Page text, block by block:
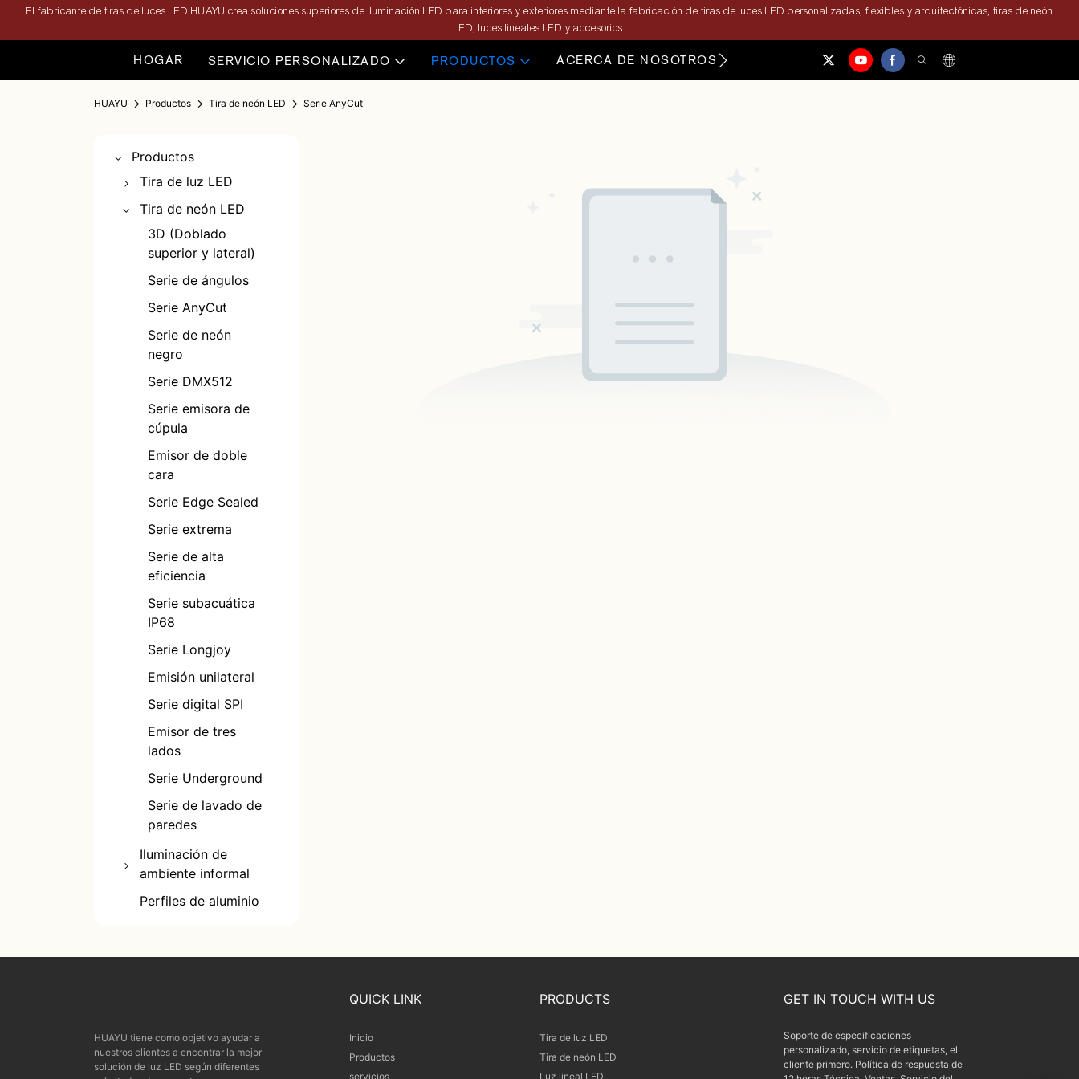
El fabricante de tiras de luces LED HUAYU crea soluciones superiores de iluminación LED para interiores y exteriores mediante la fabricación de tiras de luces LED personalizadas, flexibles y arquitectónicas, tiras de neón
LED, luces lineales LED y accesorios.
HOGAR SERVICIO PERSONALIZADO PRODUCTOS ACERCA DE NOSOTROS CONTÁCTENOS
HUAYU Productos Tira de neón LED Serie AnyCut
Productos
Tira de luz LED
Tira de LED de un
solo color
Tira LED de doble
color
Tira de LED
RGB/RGBWW
Tira de luces LED
Tira Led Onda
Especial
Tira LED de alta
eficiencia
Tira LED de enlace
largo
Tira llevada SPI
Tira llevada
DMX512
Tira de neón LED
3D (Doblado
superior y lateral)
Serie de ángulos
Serie AnyCut
Serie de neón
negro
Serie DMX512
Serie emisora ​​de
cúpula
Emisor de doble
cara
Serie Edge Sealed
Serie extrema
Serie de alta
eficiencia
Serie subacuática
IP68
Serie Longjoy
Emisión unilateral
Serie digital SPI
Emisor de tres
lados
Serie Underground
Serie de lavado de
paredes
Iluminación de
ambiente informal
Luz lineal curva
Perfiles de aluminio
HUAYU tiene como objetivo ayudar a
nuestros clientes a encontrar la mejor
solución de luz LED según diferentes
QUICK LINK
Inicio
Productos
servicios
PRODUCTS
Tira de luz LED
Tira de neón LED
Luz lineal LED
GET IN TOUCH WITH US
Soporte de especificaciones
personalizado, servicio de etiquetas, el
cliente primero. Política de respuesta de